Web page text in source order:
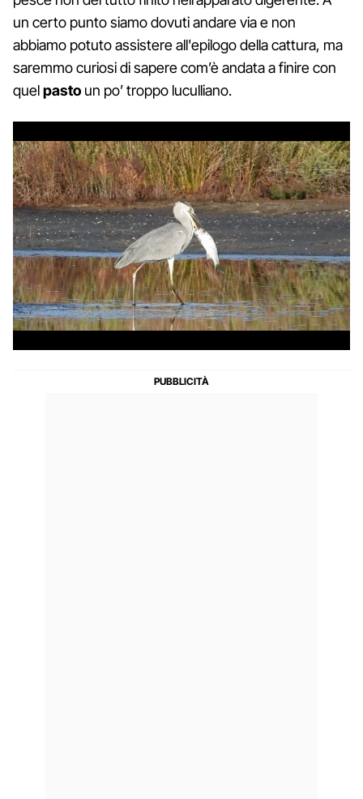
un certo punto siamo dovuti andare via e non
abbiamo potuto assistere all'epilogo della cattura, ma
saremmo curiosi di sapere com’è andata a finire con
quelpasto un po’ troppo luculliano.